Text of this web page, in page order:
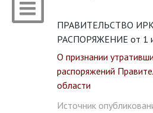
ПРАВИТЕЛЬСТВО
РАСПОРЯЖЕНИЕ от 1
О признании
распоряжений
области
Источник